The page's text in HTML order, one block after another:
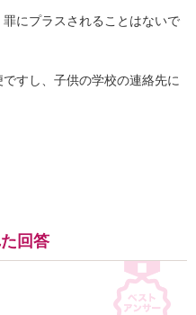
にプラスされることはないで
すし、子供の学校の連絡先に
回答